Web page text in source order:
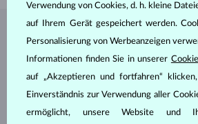
SCHMUCK AUS DEM
Verwendung von Cookies, d. h. kleine
auf Ihrem Gerät gespeichert werden.
Personalisierung von Werbeanzeigen
Informationen finden Sie in unserer
auf „Akzeptieren und fortfahren“
Einverständnis zur Verwendung aller
ermöglicht, unsere Website und